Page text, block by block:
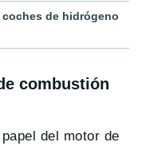
de hidrógeno
combustión
del motor de